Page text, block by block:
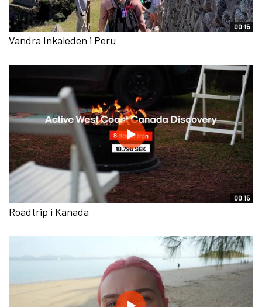
00:15
Vandra Inkaleden i Peru
00:15
Roadtrip i Kanada